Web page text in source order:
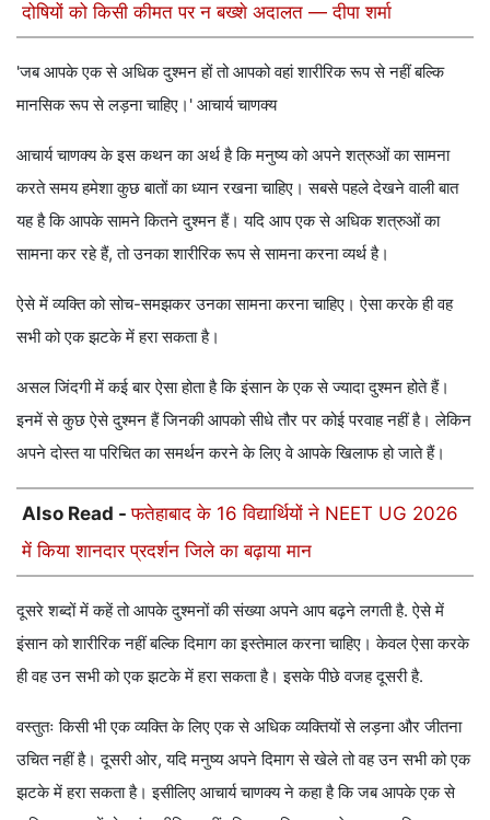
दोषियों को किसी कीमत पर न बख्शे अदालत — दीपा शर्मा
'जब आपके एक से अधिक दुश्मन हों तो आपको वहां शारीरिक रूप से नहीं बल्कि
मानसिक रूप से लड़ना चाहिए।' आचार्य चाणक्य
आचार्य चाणक्य के इस कथन का अर्थ है कि मनुष्य को अपने शत्रुओं का सामना
करते समय हमेशा कुछ बातों का ध्यान रखना चाहिए। सबसे पहले देखने वाली बात
यह है कि आपके सामने कितने दुश्मन हैं। यदि आप एक से अधिक शत्रुओं का
सामना कर रहे हैं, तो उनका शारीरिक रूप से सामना करना व्यर्थ है।
ऐसे में व्यक्ति को सोच-समझकर उनका सामना करना चाहिए। ऐसा करके ही वह
सभी को एक झटके में हरा सकता है।
असल जिंदगी में कई बार ऐसा होता है कि इंसान के एक से ज्यादा दुश्मन होते हैं।
इनमें से कुछ ऐसे दुश्मन हैं जिनकी आपको सीधे तौर पर कोई परवाह नहीं है। लेकिन
अपने दोस्त या परिचित का समर्थन करने के लिए वे आपके खिलाफ हो जाते हैं।
Also Read -फतेहाबाद के 16 विद्यार्थियों ने NEET UG 2026
में किया शानदार प्रदर्शन जिले का बढ़ाया मान
दूसरे शब्दों में कहें तो आपके दुश्मनों की संख्या अपने आप बढ़ने लगती है. ऐसे में
इंसान को शारीरिक नहीं बल्कि दिमाग का इस्तेमाल करना चाहिए। केवल ऐसा करके
ही वह उन सभी को एक झटके में हरा सकता है। इसके पीछे वजह दूसरी है.
वस्तुतः किसी भी एक व्यक्ति के लिए एक से अधिक व्यक्तियों से लड़ना और जीतना
उचित नहीं है। दूसरी ओर, यदि मनुष्य अपने दिमाग से खेले तो वह उन सभी को एक
झटके में हरा सकता है। इसीलिए आचार्य चाणक्य ने कहा है कि जब आपके एक से